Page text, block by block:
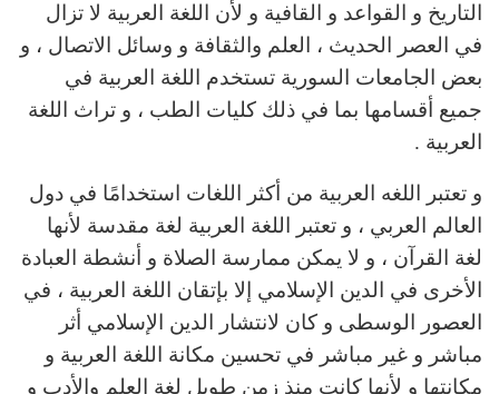
التاريخ و القواعد و القافية و لأن اللغة العربية لا تزال
في العصر الحديث ، العلم والثقافة و وسائل الاتصال ، و
بعض الجامعات السورية تستخدم اللغة العربية في
جميع أقسامها بما في ذلك كليات الطب ، و تراث اللغة
العربية .
و تعتبر اللغه العربية من أكثر اللغات استخدامًا في دول
العالم العربي ، و تعتبر اللغة العربية لغة مقدسة لأنها
لغة القرآن ، و لا يمكن ممارسة الصلاة و أنشطة العبادة
الأخرى في الدين الإسلامي إلا بإتقان اللغة العربية ، في
العصور الوسطى و كان لانتشار الدين الإسلامي أثر
مباشر و غير مباشر في تحسين مكانة اللغة العربية و
مكانتها و لأنها كانت منذ زمن طويل لغة العلم والأدب و